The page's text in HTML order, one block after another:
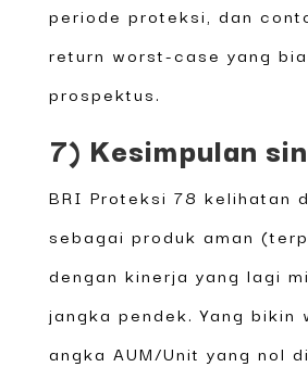
periode proteksi, dan
return worst-case yang
prospektus.
7) Kesimpulan
BRI Proteksi 78 kelihatan
sebagai produk aman
dengan kinerja yang lagi
jangka pendek. Yang bikin
angka AUM/Unit yang nol